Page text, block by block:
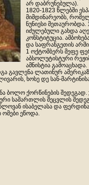
არ დაბრუნებულა).
1820-1823 წლებში
მიმდინარეობს,
ნუნიესი
იძულებული გახდა
კონსტიტუცია.
და საფრანგეთის
1 ოქტომბერს მეფე
აბსოლუტისტური
ამნისტია გამოაცხადა.
გავლენა ლათინურ
ხოსე დე სან-
ბოლო ქორწინების
სამართლის შეცვლის
ისაბელასა და
ომები ეწოდა.